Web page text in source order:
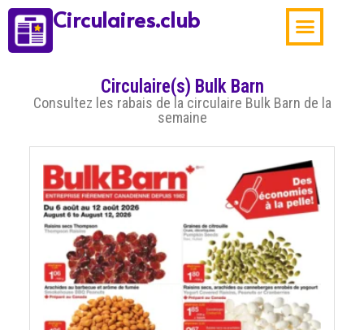
Circulaires.club
Circulaire(s) Bulk Barn
Consultez les rabais de la circulaire Bulk Barn de la
semaine